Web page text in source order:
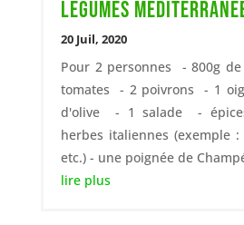
légumes
20 Juil, 2020
Pour 2 personnes - 800g
tomates - 2 poivrons - 1
d'olive - 1 salade -
herbes italiennes (exemple :
etc.) - une poignée de
lire plus